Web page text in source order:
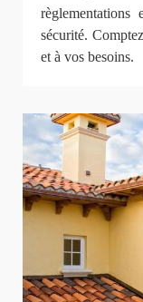
sécurité.
et à vos besoins.